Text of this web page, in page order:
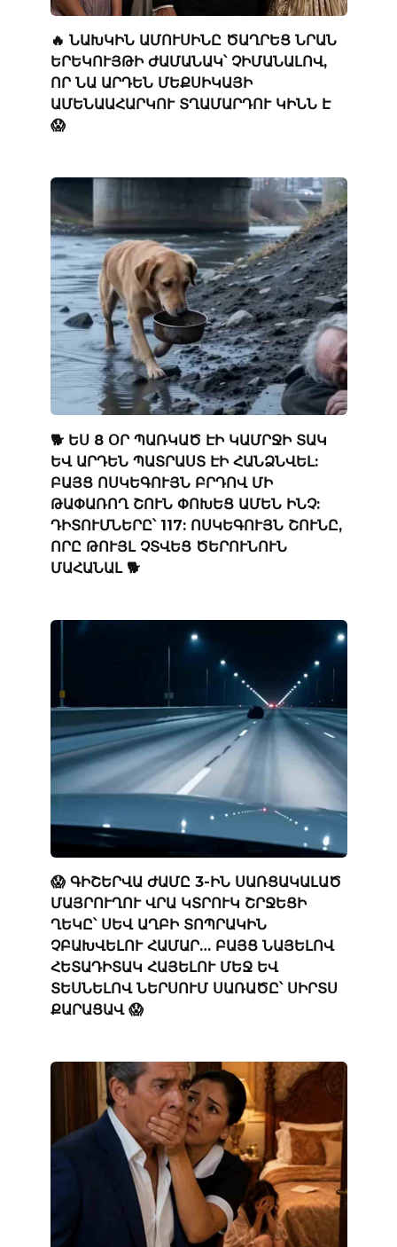
🔥 ՆԱԽԿԻՆ ԱՄՈՒՍԻՆԸ ԾԱՂՐԵՑ ՆՐԱՆ
ԵՐԵԿՈՒՅԹԻ ԺԱՄԱՆԱԿ՝ ՉԻՄԱՆԱԼՈՎ,
ՈՐ ՆԱ ԱՐԴԵՆ ՄԵՔՍԻԿԱՅԻ
ԱՄԵՆԱԱՀԱՐԿՈՒ ՏՂԱՄԱՐԴՈՒ ԿԻՆՆ Է
😱
🐕 ԵՍ 8 ՕՐ ՊԱՌԿԱԾ ԷԻ ԿԱՄՐՋԻ ՏԱԿ
ԵՎ ԱՐԴԵՆ ՊԱՏՐԱՍՏ ԷԻ ՀԱՆՁՆՎԵԼ:
ԲԱՅՑ ՈՍԿԵԳՈՒՅՆ ԲՐԴՈՎ ՄԻ
ԹԱՓԱՌՈՂ ՇՈՒՆ ՓՈԽԵՑ ԱՄԵՆ ԻՆՉ:
ԴԻՏՈՒՄՆԵՐԸ՝ 117: ՈՍԿԵԳՈՒՅՆ ՇՈՒՆԸ,
ՈՐԸ ԹՈՒՅԼ ՉՏՎԵՑ ԾԵՐՈՒՆՈՒՆ
ՄԱՀԱՆԱԼ 🐕
😱 ԳԻՇԵՐՎԱ ԺԱՄԸ 3-ԻՆ ՍԱՌՑԱԿԱԼԱԾ
ՄԱՅՐՈՒՂՈՒ ՎՐԱ ԿՏՐՈՒԿ ՇՐՋԵՑԻ
ՂԵԿԸ՝ ՍԵՎ ԱՂԲԻ ՏՈՊՐԱԿԻՆ
ՉԲԱԽՎԵԼՈՒ ՀԱՄԱՐ… ԲԱՅՑ ՆԱՅԵԼՈՎ
ՀԵՏԱԴԻՏԱԿ ՀԱՅԵԼՈՒ ՄԵՋ ԵՎ
ՏԵՍՆԵԼՈՎ ՆԵՐՍՈՒՄ ՍԱՌԱԾԸ՝ ՍԻՐՏՍ
ՔԱՐԱՑԱՎ 😱